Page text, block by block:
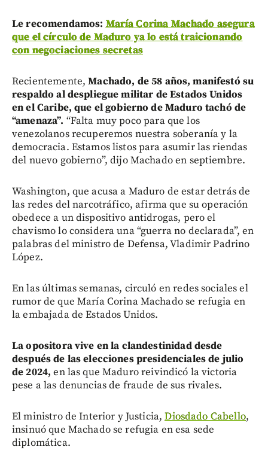
Le recomendamos: María Corina Machado asegura
que el círculo de Maduro ya lo está traicionando
con negociaciones secretas
Recientemente, Machado, de 58 años, manifestó su
respaldo al despliegue militar de Estados Unidos
en el Caribe, que el gobierno de Maduro tachó de
“amenaza”. “Falta muy poco para que los
venezolanos recuperemos nuestra soberanía y la
democracia. Estamos listos para asumir las riendas
del nuevo gobierno”, dijo Machado en septiembre.
Washington, que acusa a Maduro de estar detrás de
las redes del narcotráfico, afirma que su operación
obedece a un dispositivo antidrogas, pero el
chavismo lo considera una “guerra no declarada”, en
palabras del ministro de Defensa, Vladimir Padrino
López.
En las últimas semanas, circuló en redes sociales el
rumor de que María Corina Machado se refugia en
la embajada de Estados Unidos.
La opositora vive en la clandestinidad desde
después de las elecciones presidenciales de julio
de 2024,en las que Maduro reivindicó la victoria
pese a las denuncias de fraude de sus rivales.
El ministro de Interior y Justicia,Diosdado Cabello,
insinuó que Machado se refugia en esa sede
diplomática.